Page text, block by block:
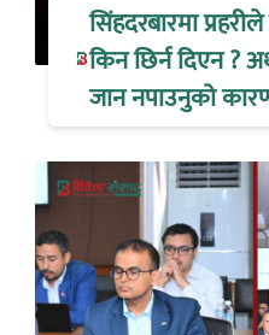
सिंहदरबारमा
किन छिर्न दिएन ?
जान नपाउनुको